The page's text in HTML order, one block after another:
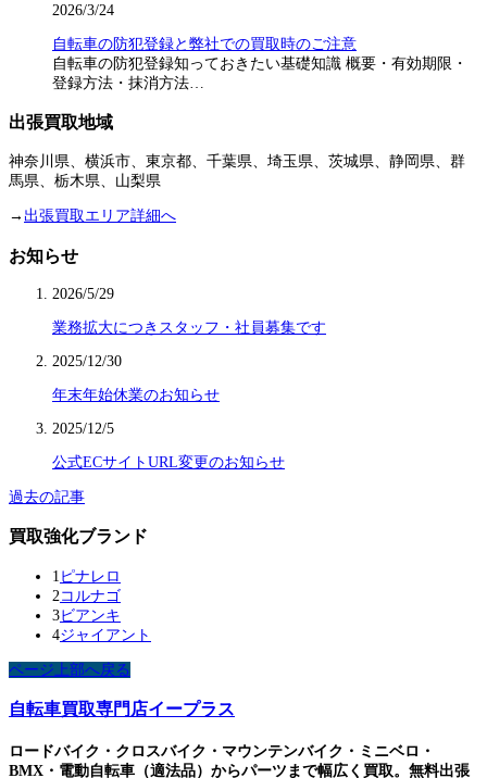
2026/3/24
自転車の防犯登録と弊社での買取時のご注意
自転車の防犯登録知っておきたい基礎知識 概要・有効期限・
登録方法・抹消方法…
出張買取地域
神奈川県、横浜市、東京都、千葉県、埼玉県、茨城県、静岡県、群
馬県、栃木県、山梨県
→ 出張買取エリア詳細へ
お知らせ
2026/5/29
業務拡大につきスタッフ・社員募集です
2025/12/30
年末年始休業のお知らせ
2025/12/5
公式ECサイトURL変更のお知らせ
過去の記事
買取強化ブランド
1 ピナレロ
2 コルナゴ
3ビアンキ
4ジャイアント
ページ上部へ戻る
自転車買取専門店イープラス
ロードバイク・クロスバイク・マウンテンバイク・ミニベロ・
BMX・電動自転車（適法品）からパーツまで幅広く買取。無料出張